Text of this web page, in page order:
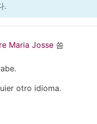
.
Maria Josse 씀
otro idioma.